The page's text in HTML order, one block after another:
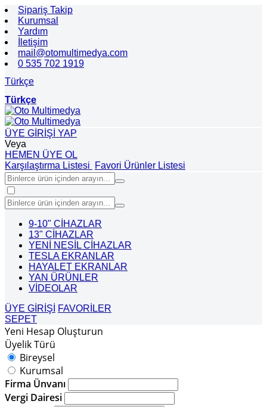
Sipariş Takip
Kurumsal
Yardım
İletişim
mail@otomultimedya.com
0 535 702 1919
Türkçe
Türkçe
ÜYE GİRİŞİ YAP
Veya
HEMEN ÜYE OL
Karşılaştırma Listesi
Favori Ürünler Listesi
9-10" CİHAZLAR
13" CİHAZLAR
YENİ NESİL CİHAZLAR
TESLA EKRANLAR
HAYALET EKRANLAR
YAN ÜRÜNLER
VİDEOLAR
ÜYE GİRİŞİ
FAVORİLER
SEPET
Yeni Hesap Oluşturun
Üyelik Türü
Bireysel
Kurumsal
Firma Ünvanı
Vergi Dairesi